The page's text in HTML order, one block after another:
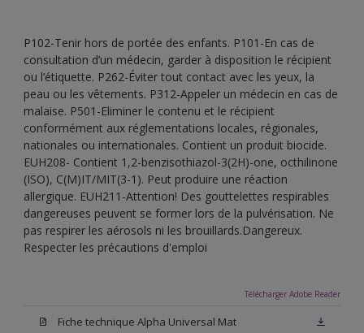
P102-Tenir hors de portée des enfants. P101-En cas de
consultation d’un médecin, garder à disposition le récipient
ou l’étiquette. P262-Éviter tout contact avec les yeux, la
peau ou les vêtements. P312-Appeler un médecin en cas de
malaise. P501-Eliminer le contenu et le récipient
conformément aux réglementations locales, régionales,
nationales ou internationales. Contient un produit biocide.
EUH208- Contient 1,2-benzisothiazol-3(2H)-one, octhilinone
(ISO), C(M)IT/MIT(3-1). Peut produire une réaction
allergique. EUH211-Attention! Des gouttelettes respirables
dangereuses peuvent se former lors de la pulvérisation. Ne
pas respirer les aérosols ni les brouillards.Dangereux.
Respecter les précautions d'emploi
Télécharger Adobe Reader
Fiche technique Alpha Universal Mat